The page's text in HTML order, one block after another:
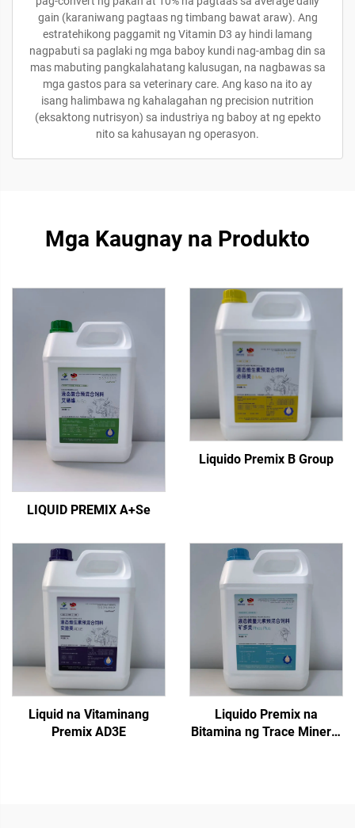
gain (karaniwang pagtaas ng timbang bawat araw). Ang
estratehikong paggamit ng Vitamin D3 ay hindi lamang
nagpabuti sa paglaki ng mga baboy kundi nag-ambag din sa
mas mabuting pangkalahatang kalusugan, na nagbawas sa
mga gastos para sa veterinary care. Ang kaso na ito ay
isang halimbawa ng kahalagahan ng precision nutrition
(eksaktong nutrisyon) sa industriya ng baboy at ng epekto
nito sa kahusayan ng operasyon.
Mga Kaugnay na Produkto
LIQUID PREMIX A+Se
Liquido Premix B Group
Liquid na Vitaminang
Premix AD3E
Liquido Premix na
Bitamina ng Trace Mineral